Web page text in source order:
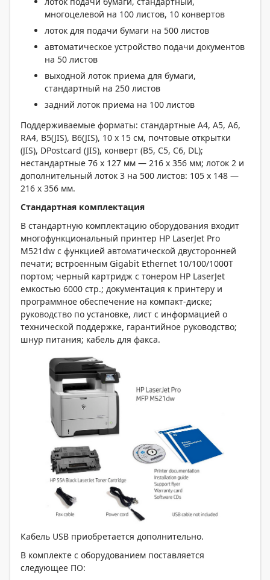
многоцелевой на 100 листов, 10 конвертов
лоток для подачи бумаги на 500 листов
автоматическое устройство подачи документов
на 50 листов
выходной лоток приема для бумаги,
стандартный на 250 листов
задний лоток приема на 100 листов
Поддерживаемые форматы: стандартные A4, A5, A6,
RA4, B5(JIS), B6(JIS), 10 x 15 см, почтовые открытки
(JIS), DPostcard (JIS), конверт (B5, C5, C6, DL);
нестандартные 76 x 127 мм — 216 x 356 мм; лоток 2 и
дополнительный лоток 3 на 500 листов: 105 x 148 —
216 x 356 мм.
Стандартная комплектация
В стандартную комплектацию оборудования входит
многофункциональный принтер HP LaserJet Pro
M521dw с функцией автоматической двусторонней
печати; встроенным Gigabit Ethernet 10/100/1000T
портом; черный картридж с тонером HP LaserJet
емкостью 6000 стр.; документация к принтеру и
программное обеспечение на компакт-диске;
руководство по установке, лист с информацией о
технической поддержке, гарантийное руководство;
шнур питания; кабель для факса.
Кабель USB приобретается дополнительно.
В комплекте с оборудованием поставляется
следующее ПО: